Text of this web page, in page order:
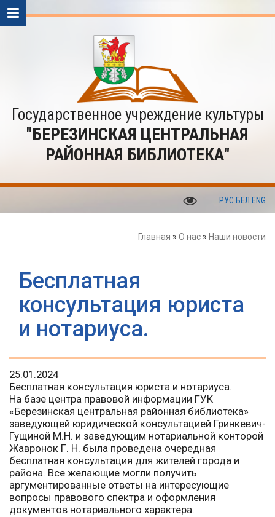
Государственное учреждение культуры
"БЕРЕЗИНСКАЯ ЦЕНТРАЛЬНАЯ
РАЙОННАЯ БИБЛИОТЕКА"
РУС БЕЛ ENG
Главная » О нас » Наши новости
Бесплатная
консультация юриста
и нотариуса.
25.01.2024
Бесплатная консультация юриста и нотариуса.
На базе центра правовой информации ГУК
«Березинская центральная районная библиотека»
заведующей юридической консультацией Гринкевич-
Гущиной М.Н. и заведующим нотариальной конторой
Жавронок Г. Н. была проведена очередная
бесплатная консультация для жителей города и
района. Все желающие могли получить
аргументированные ответы на интересующие
вопросы правового спектра и оформления
документов нотариального характера.